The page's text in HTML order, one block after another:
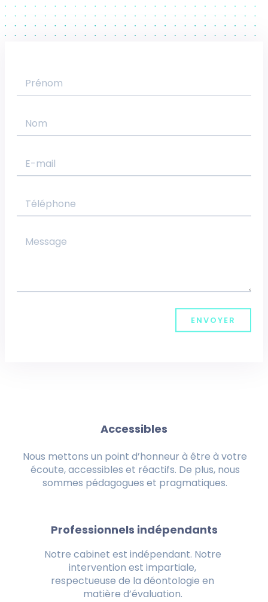
ENVOYER
Accessibles
Nous mettons un point d’honneur à être à votre
écoute, accessibles et réactifs. De plus, nous
sommes pédagogues et pragmatiques.
Professionnels indépendants
Notre cabinet est indépendant. Notre
intervention est impartiale,
respectueuse de la déontologie en
matière d’évaluation.